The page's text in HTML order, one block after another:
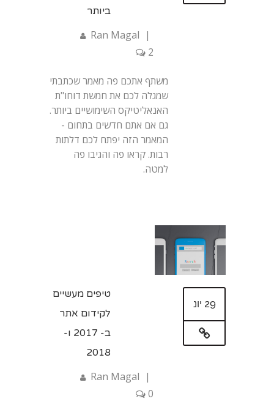
ביותר
Ran Magal |
2
משתף אתכם פה מאמר שכתבתי
שמגלה לכם את חמשת דוחו"ת
האנאליטיקס השימושיים ביותר.
גם אם אתם חדשים בתחום -
המאמר הזה יפתח לכם דלתות
רבות. קראו פה והגיבו פה
למטה.
29 יונ
טיפים מעשיים
לקידום אתר
ב- 2017 ו-
2018
Ran Magal |
0